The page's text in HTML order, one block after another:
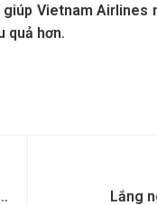
Vietnam
quả hơn.
Lắng